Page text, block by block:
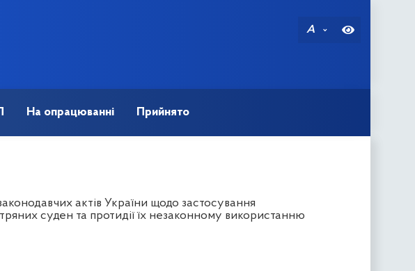
A
На опрацюванні Прийнято
актів України щодо застосування
суден та протидії їх незаконному використанню